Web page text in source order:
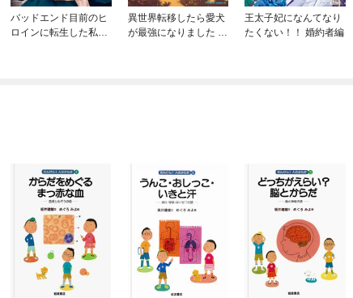
バッドエンド目前のヒ
ロインに転生した私、
異世界転移したら愛犬
が最強になりました ～
王太子妃になんてなり
たくない！！ 婚約者編